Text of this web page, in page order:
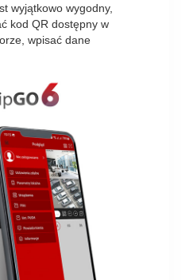
wyjątkowo wygodny,
kod QR dostępny w
wpisać dane